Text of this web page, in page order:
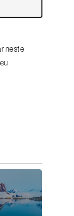
neste